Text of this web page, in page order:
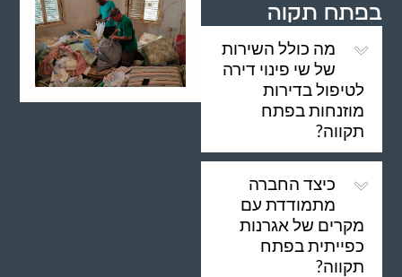
בפתח תקוה
מה כולל השירות
של שי פינוי דירה
לטיפול בדירות
מוזנחות בפתח
תקווה?
כיצד החברה
מתמודדת עם
מקרים של אגרנות
כפייתית בפתח
תקווה?